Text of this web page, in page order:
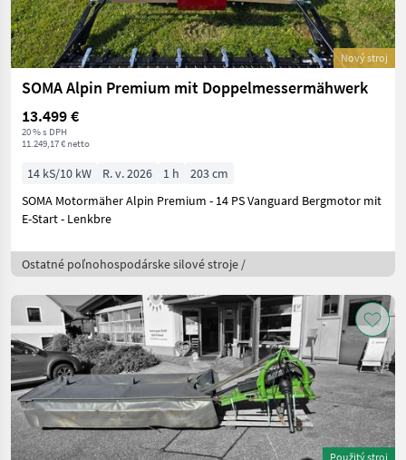
Nový stroj
SOMA Alpin Premium mit Doppelmessermähwerk
13.499 €
20 % s DPH
11.249,17 € netto
14 kS/10 kW R. v. 2026 1 h
203 cm
SOMA Motormäher Alpin Premium - 14 PS Vanguard Bergmotor mit
E-Start - Lenkbre
Ostatné poľnohospodárske silové stroje /
Použitý stroj